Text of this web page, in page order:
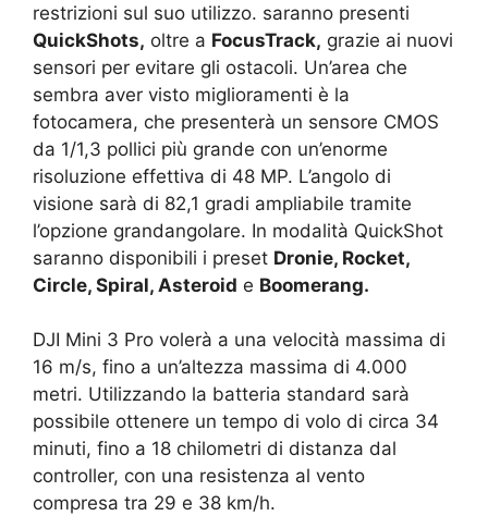
restrizioni sul suo utilizzo. saranno presenti
QuickShots, oltre a FocusTrack, grazie ai nuovi
sensori per evitare gli ostacoli. Un’area che
sembra aver visto miglioramenti è la
fotocamera, che presenterà un sensore CMOS
da 1/1,3 pollici più grande con un’enorme
risoluzione effettiva di 48 MP. L’angolo di
visione sarà di 82,1 gradi ampliabile tramite
l’opzione grandangolare. In modalità QuickShot
saranno disponibili i preset Dronie, Rocket,
Circle, Spiral, Asteroid e Boomerang.
DJI Mini 3 Pro volerà a una velocità massima di
16 m/s, fino a un’altezza massima di 4.000
metri. Utilizzando la batteria standard sarà
possibile ottenere un tempo di volo di circa 34
minuti, fino a 18 chilometri di distanza dal
controller, con una resistenza al vento
compresa tra 29 e 38 km/h.